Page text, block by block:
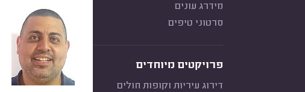
מידרג עונים
סרטוני טיפים
פרויקטים מיוחדים
דירוג עיריות וקופות חולים